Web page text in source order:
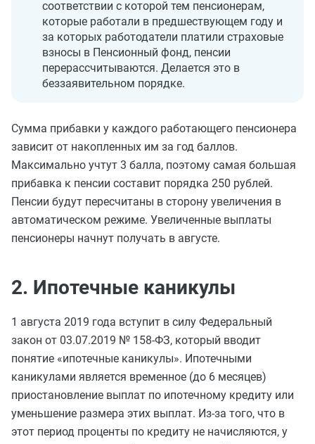
соответствии с которой тем пенсионерам,
которые работали в предшествующем году и
за которых работодатели платили страховые
взносы в Пенсионный фонд, пенсии
перерассчитываются. Делается это в
беззаявительном порядке.
Сумма прибавки у каждого работающего пенсионера
зависит от накопленных им за год баллов.
Максимально учтут 3 балла, поэтому самая большая
прибавка к пенсии составит порядка 250 рублей.
Пенсии будут пересчитаны в сторону увеличения в
автоматическом режиме. Увеличенные выплаты
пенсионеры начнут получать в августе.
2. Ипотечные каникулы
1 августа 2019 года вступит в силу Федеральный
закон от 03.07.2019 № 158-ФЗ, который вводит
понятие «ипотечные каникулы». Ипотечными
каникулами является временное (до 6 месяцев)
приостановление выплат по ипотечному кредиту или
уменьшение размера этих выплат. Из-за того, что в
этот период проценты по кредиту не начисляются, у